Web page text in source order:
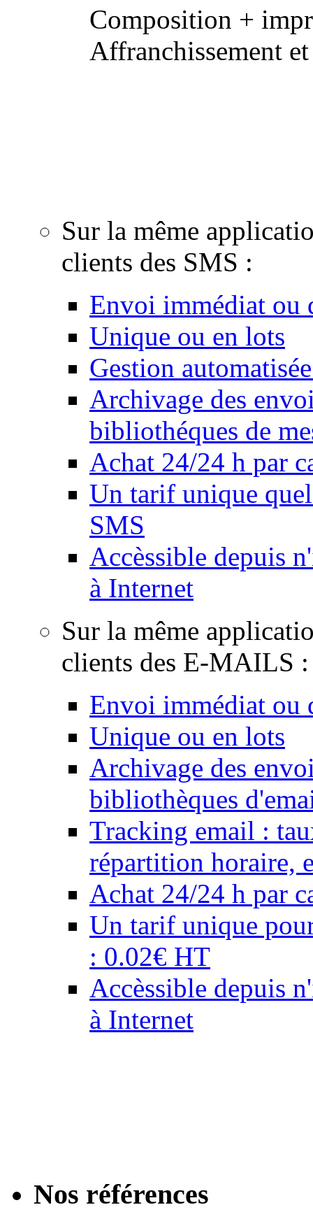
Composition +
Affranchissement
Sur la même
clients des SMS :
Envoi immédiat ou
Unique ou en lots
Gestion
Archivage des
bibliothéques de
Achat 24/24 h par
Un tarif unique
SMS
Accèssible depuis
à Internet
Sur la même
clients des E-MAILS :
Envoi immédiat ou
Unique ou en lots
Archivage des
bibliothèques
Tracking email :
répartition horaire,
Achat 24/24 h par
Un tarif unique
: 0.02€ HT
Accèssible depuis
à Internet
Nos références